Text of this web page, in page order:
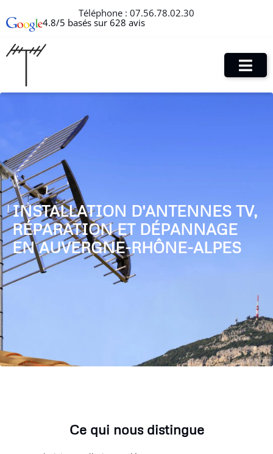
Téléphone : 07.56.78.02.30
4.8/5 basés sur 628 avis
INSTALLATION D'ANTENNES TV,
RÉPARATION ET DÉPANNAGE
EN AUVERGNE-RHÔNE-ALPES
Ce qui nous distingue